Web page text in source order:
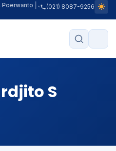
| Jam Pelayanan:
(021) 8087-9256
S